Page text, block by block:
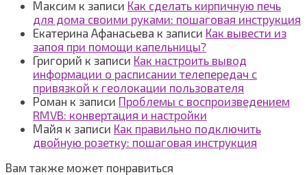
Максим к записи Как сделать кирпичную печь
для дома своими руками: пошаговая инструкция
Екатерина Афанасьева к записи Как вывести из
запоя при помощи капельницы?
Григорий к записи Как настроить вывод
информации о расписании телепередач с
привязкой к геолокации пользователя
Роман к записи Проблемы с воспроизведением
RMVB: конвертация и настройки
Майя к записи Как правильно подключить
двойную розетку: пошаговая инструкция
Вам также может понравиться